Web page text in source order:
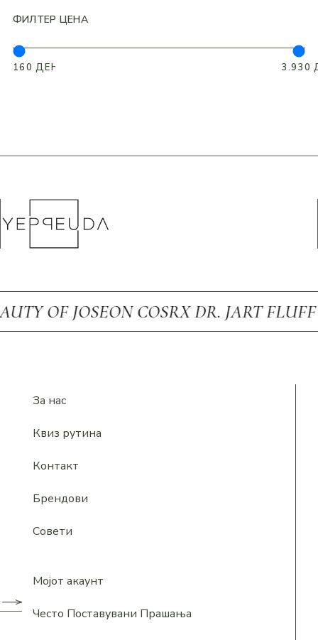
ФИЛТЕР ЦЕНА
JOSEON COSRX DR. JART FLUFF
За нас
Квиз рутина
Контакт
Брендови
Совети
Мојот акаунт
Често Поставувани Прашања